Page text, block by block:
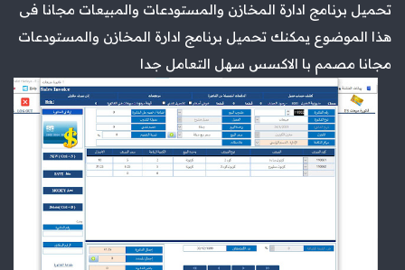
تحميل برنامج ادارة المخازن والمستودعات والمبيعات مجانا فى
هذا الموضوع يمكنك تحميل برنامج ادارة المخازن والمستودعات
مجانا مصمم با الاكسس سهل التعامل جدا